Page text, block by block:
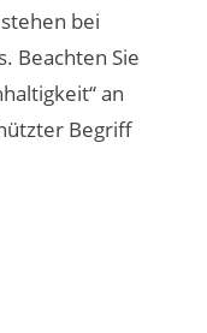
bei
Beachten Sie
an
Begriff